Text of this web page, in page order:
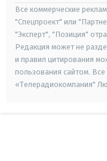
Все коммерческие
"Спецпроект" или
"Эксперт", "Позиция"
Редакция может не
и правил цитирования
пользования сайтом.
«Телерадиокомпания"